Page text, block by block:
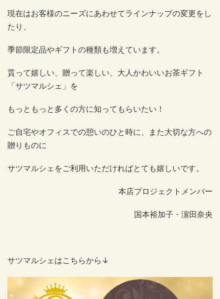
現在はお客様のニーズにあわせてラインナップの変更をし
たり、
季節限定品やギフトの種類も増えています。
貰って嬉しい、贈って楽しい、大人かわいいお茶ギフト
「サツマルシェ」を
もっともっと多くの方に知ってもらいたい！
ご自宅やオフィスでの憩いのひと時に、また大切な方への
贈りものに
サツマルシェをご利用いただければとても嬉しいです。
本店プロジェクトメンバー
国本裕加子・濵田奈央
サツマルシェはこちらから↓